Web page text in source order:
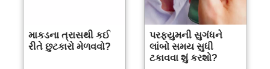
માકડના ત્રાસથી કઈ
રીતે છુટકારો મેળવવો?
પરફ્યુમની સુગંધને
લાંબો સમય સુધી
ટકાવવા શું કરશો?